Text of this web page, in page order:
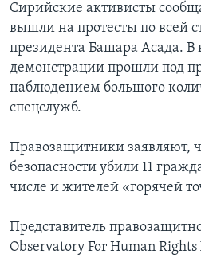
Сирийские активисты
вышли на протесты по всей
президента Башара Асада. В
демонстрации прошли под
наблюдением большого
спецслужб.
Правозащитники заявляют,
безопасности убили 11
числе и жителей «горячей
Представитель
Observatory For Human